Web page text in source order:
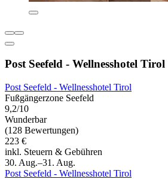
Post Seefeld - Wellnesshotel Tirol
Post Seefeld - Wellnesshotel Tirol
Fußgängerzone Seefeld
9,2/10
Wunderbar
(128 Bewertungen)
223 €
inkl. Steuern & Gebühren
30. Aug.–31. Aug.
Post Seefeld - Wellnesshotel Tirol